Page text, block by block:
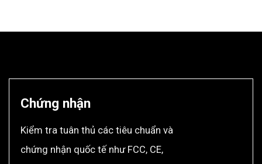
Chứng nhận
Kiểm tra tuân thủ các tiêu chuẩn và
chứng nhận quốc tế như FCC, CE,